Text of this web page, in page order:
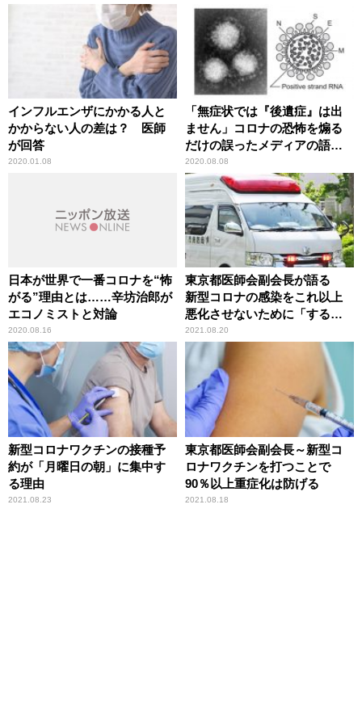
インフルエンザにかかる人と
かからない人の差は？ 医師
が回答
2020.01.08
「無症状では『後遺症』は出
ません」コロナの恐怖を煽る
だけの誤ったメディアの語法
に辛坊治郎が異議
2020.08.08
日本が世界で一番コロナを“怖
がる”理由とは……辛坊治郎が
エコノミストと対論
2020.08.16
東京都医師会副会長が語る
新型コロナの感染をこれ以上
悪化させないために「するべ
きこと」
2021.08.20
新型コロナワクチンの接種予
約が「月曜日の朝」に集中す
る理由
2021.08.23
東京都医師会副会長～新型コ
ロナワクチンを打つことで
90％以上重症化は防げる
2021.08.18